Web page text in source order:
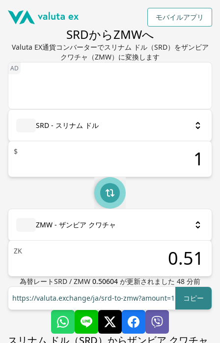
モバイルアプリ
SRDからZMWへ
Valuta EX通貨コンバーターでスリナム ドル（SRD）をザンビア
クワチャ（ZMW）に変換します
SRD - スリナム ドル
$
ZMW - ザンビア クワチャ
ZK
為替レートSRD / ZMW 0.50604 が更新されました 48 分前
https://valuta.exchange/ja/srd-to-zmw?amount=1
コピー
スリナム ドル（SRD）からザンビア クワチャ